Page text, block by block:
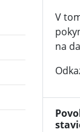
V
na